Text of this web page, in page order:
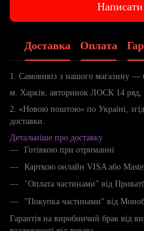
Написати
Доставка Оплата
1. Самовивіз з нашого магазину —
м. Харків, авторинок ЛОСК 14 ряд,
2. «Новою поштою» по Україні,
доставки.
Детальніше про доставку
Готівкою при отриманні
Карткою онлайн VISA або
"Оплата частинами" від
"Покупка частинами" від
Гарантія на виробничий брак від